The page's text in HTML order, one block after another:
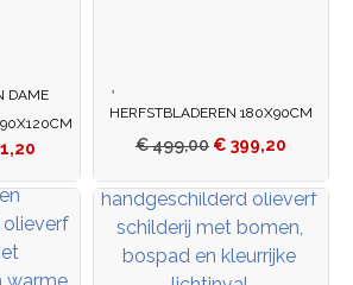
DAME
HERFSTBLADEREN 180X90CM
€499,00 € 399,20